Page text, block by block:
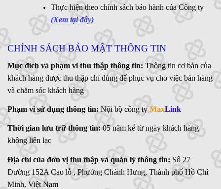
Mr. Ngữ - 0783 362 416
Thực hiện theo chính sách bảo hành của Công ty
(Xem tại đây)
CHÍNH SÁCH BẢO MẬT THÔNG TIN
Mục đích và phạm vi thu thập thông tin: Thông tin cơ bản của
khách hàng được thu thập chỉ dùng để phục vụ cho việc bán hàng
và chăm sóc khách hàng
Phạm vi sử dụng thông tin: Nội bộ công tyMaxLink
Thời gian lưu trữ thông tin:05 năm kể từ ngày khách hàng
không liên lạc
Địa chỉ của đơn vị thu thập và quản lý thông tin: Số 27
Đường 152A Cao lỗ , Phường Chánh Hưng, Thành phố Hồ Chí
Minh, Việt Nam